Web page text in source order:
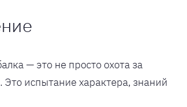
— это не просто охота за
испытание характера, знаний